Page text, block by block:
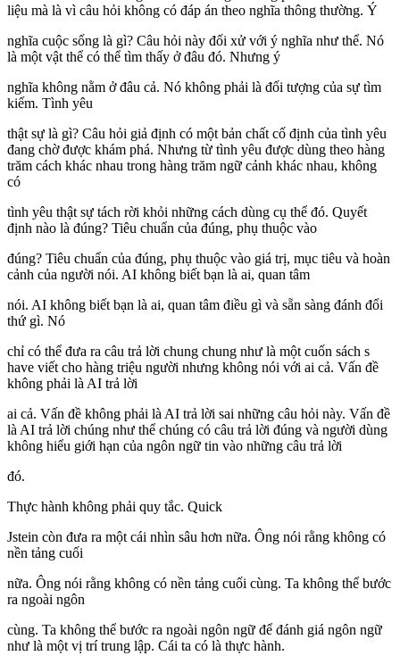
liệu mà là vì câu hỏi không có đáp án theo nghĩa thông thường. Ý
nghĩa cuộc sống là gì? Câu hỏi này đối xử với ý nghĩa như thể. Nó
là một vật thể có thể tìm thấy ở đâu đó. Nhưng ý
nghĩa không nằm ở đâu cả. Nó không phải là đối tượng của sự tìm
kiếm. Tình yêu
thật sự là gì? Câu hỏi giả định có một bản chất cố định của tình yêu
đang chờ được khám phá. Nhưng từ tình yêu được dùng theo hàng
trăm cách khác nhau trong hàng trăm ngữ cảnh khác nhau, không
có
tình yêu thật sự tách rời khỏi những cách dùng cụ thể đó. Quyết
định nào là đúng? Tiêu chuẩn của đúng, phụ thuộc vào
đúng? Tiêu chuẩn của đúng, phụ thuộc vào giá trị, mục tiêu và hoàn
cảnh của người nói. AI không biết bạn là ai, quan tâm
nói. AI không biết bạn là ai, quan tâm điều gì và sẵn sàng đánh đổi
thứ gì. Nó
chỉ có thể đưa ra câu trả lời chung chung như là một cuốn sách s
have viết cho hàng triệu người nhưng không nói với ai cả. Vấn đề
không phải là AI trả lời
ai cả. Vấn đề không phải là AI trả lời sai những câu hỏi này. Vấn đề
là AI trả lời chúng như thể chúng có câu trả lời đúng và người dùng
không hiểu giới hạn của ngôn ngữ tin vào những câu trả lời
đó.
Thực hành không phải quy tắc. Quick
Jstein còn đưa ra một cái nhìn sâu hơn nữa. Ông nói rằng không có
nền tảng cuối
nữa. Ông nói rằng không có nền tảng cuối cùng. Ta không thể bước
ra ngoài ngôn
cùng. Ta không thể bước ra ngoài ngôn ngữ để đánh giá ngôn ngữ
như là một vị trí trung lập. Cái ta có là thực hành.